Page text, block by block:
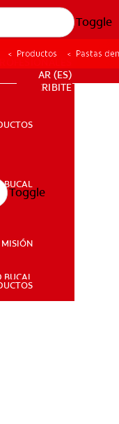
Toggle
SALUD BUCAL
DE SALUD BUCAL
DE PRODUCTOS
AR (ES)
SUSCRIBITE
BUCAL
MISIÓN
BUCAL
Toggle
Productos Pastas